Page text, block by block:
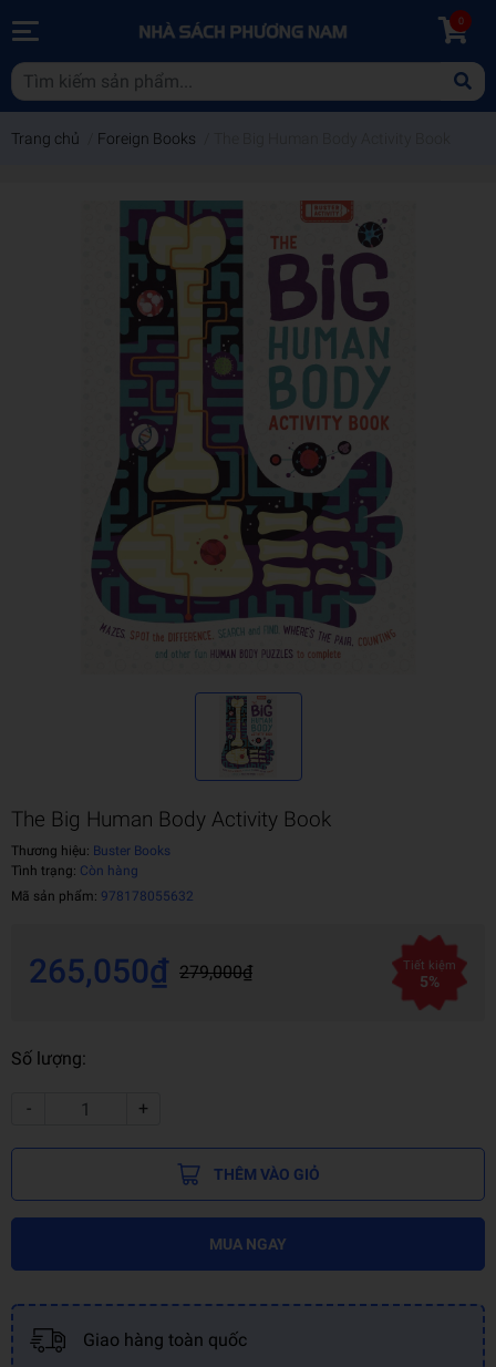
0
Trang chủ Foreign Books
The Big Human Body Activity Book
Thương hiệu: Buster Books
Tình trạng: Còn hàng
Mã sản phẩm: 978178055632
265,050₫ 279,000₫ Tiết kiệm
5%
Số lượng:
- +
THÊM VÀO GIỎ
MUA NGAY
Giao hàng toàn quốc